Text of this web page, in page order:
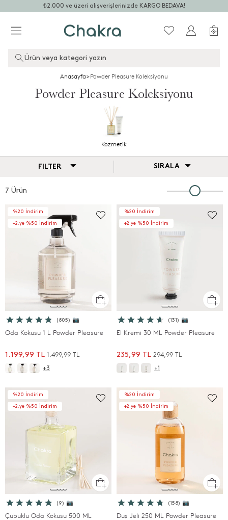
₺2.000 ve üzeri alışverişlerinizde KARGO BEDAVA!
Ürün veya kategori yazın
Anasayfa>Powder Pleasure Koleksiyonu
Powder Pleasure Koleksiyonu
Kozmetik
FILTER SIRALA
7 Ürün
%20 İndirim
+2.ye %50 İndirim
(805) 📷
Oda Kokusu 1 L Powder Pleasure
1.199,99 TL 1.499,99 TL
+3
%20 İndirim
+2.ye %50 İndirim
(131) 📷
El Kremi 30 ML Powder Pleasure
235,99 TL 294,99 TL
+1
%20 İndirim
+2.ye %50 İndirim
(9) 📷
Çubuklu Oda Kokusu 500 ML
%20 İndirim
+2.ye %50 İndirim
(158) 📷
Duş Jeli 250 ML Powder Pleasure